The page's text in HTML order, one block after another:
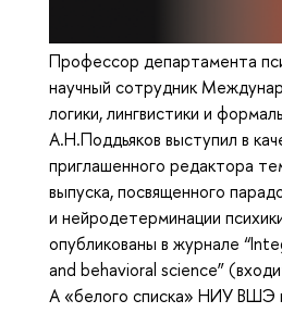
Профессор департамента
научный сотрудник
логики, лингвистики и
А.Н.Поддьяков выступил в
приглашенного редактора
выпуска, посвященного
и нейродетерминации
опубликованы в журнале
and behavioral science”
А «белого списка» НИУ ВШЭ